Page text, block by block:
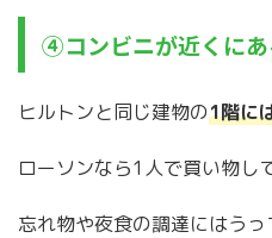
④コンビニが近くにあ
ヒルトンと同じ建物の1階に
ローソンなら1人で買い物し
忘れ物や夜食の調達にはうっ